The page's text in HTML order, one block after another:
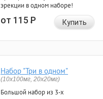
эрекции в одном наборе!
от 115Р Купить
Набор "Три в одном"
(10x100мг, 20x20мг)
Большой набор из 3-х